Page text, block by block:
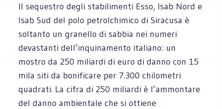
Il sequestro degli stabilimenti Esso, Isab Nord e
Isab Sud del polo petrolchimico di Siracusa è
soltanto un granello di sabbia nei numeri
devastanti dell’inquinamento italiano: un
mostro da 250 miliardi di euro di danno con 15
mila siti da bonificare per 7.300 chilometri
quadrati. La cifra di 250 miliardi è l’ammontare
del danno ambientale che si ottiene